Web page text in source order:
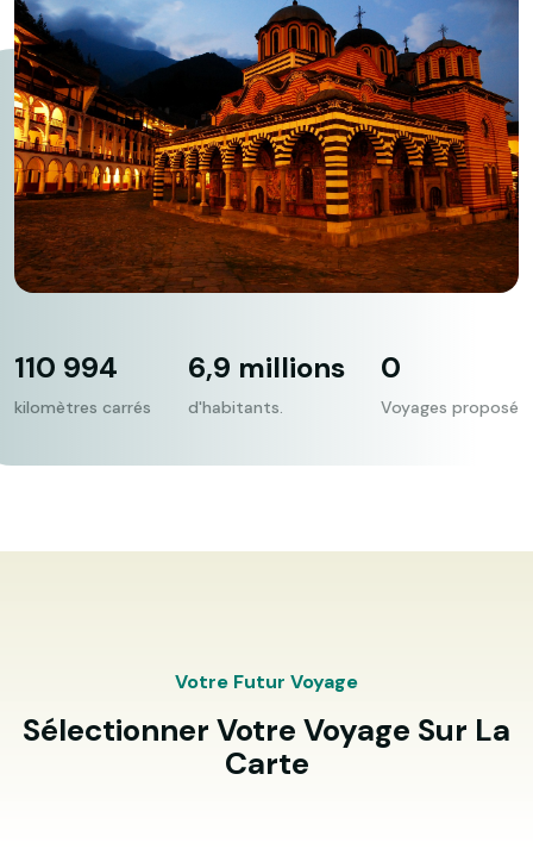
110 994
kilomètres carrés
6,9 millions
d'habitants.
0
Voyages proposé
Votre Futur Voyage
Sélectionner Votre Voyage Sur La
Carte